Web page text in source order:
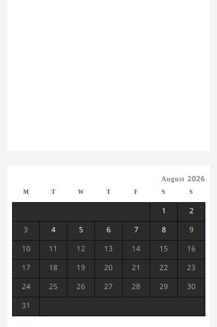
August 2026
M T W T F S S
1 2
3 4 5 6 7 8 9
10 11 12 13 14 15 16
17 18 19 20 21 22 23
24 25 26 27 28 29 30
31